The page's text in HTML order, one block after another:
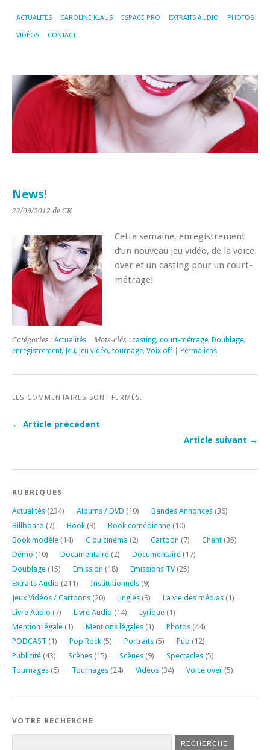
ACTUALITÉS CAROLINE KLAUS ESPACE PRO EXTRAITS AUDIO PHOTOS
VIDÉOS CONTACT
News!
22/09/2012 de CK
Cette semaine, enregistrement
d’un nouveau jeu vidéo, de la voice
over et un casting pour un court-
métrage!
Catégories : Actualités | Mots-clés : casting, court-métrage, Doublage,
enregistrement, Jeu, jeu vidéo, tournage, Voix off Permaliens
LES COMMENTAIRES SONT FERMÉS.
← Article précédent
Article suivant →
RUBRIQUES
Actualités (234) Albums / DVD (10) Bandes Annonces (36)
Billboard (7) Book (9) Book comédienne (10)
Book modèle (14) C du cinéma (2) Cartoon (7) Chant (35)
Démo (10) Documentaire (2) Documentaire (17)
Doublage (15) Emission (18) Emissions TV(25)
Extraits Audio (211) Institutionnels (9)
Jeux Vidéos / Cartoons (20) Jingles (9) La vie des médias (1)
Livre Audio (7) Livre Audio (14) Lyrique (1)
Mention légale (1) Mentions légales (1) Photos (44)
PODCAST (1) Pop Rock (5) Portraits (5) Pub (12)
Publicité (43) Scènes (15) Scènes (9) Spectacles (5)
Tournages (6) Tournages (24) Vidéos (34) Voice over (5)
VOTRE RECHERCHE